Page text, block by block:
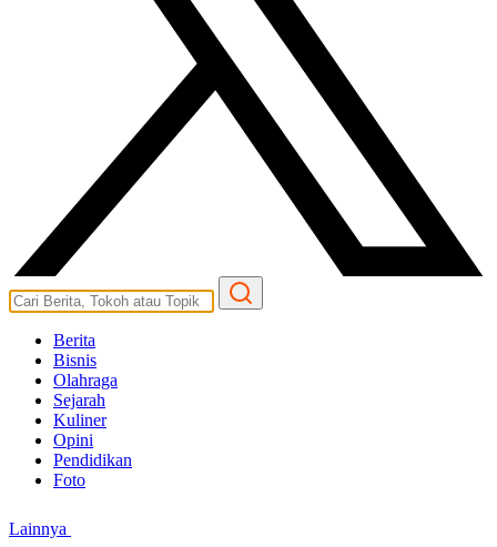
Berita
Bisnis
Olahraga
Sejarah
Kuliner
Opini
Pendidikan
Foto
Lainnya